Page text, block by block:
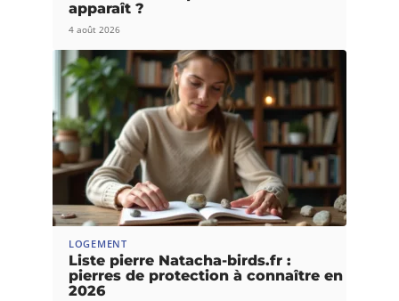
apparaît ?
4 août 2026
LOGEMENT
Liste pierre Natacha-birds.fr :
pierres de protection à connaître en
2026